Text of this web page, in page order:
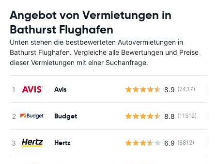
Angebot von Vermietungen in
Bathurst Flughafen
Unten stehen die bestbewerteten Autovermietungen in
Bathurst Flughafen. Vergleiche alle Bewertungen und Preise
dieser Vermietungen mit einer Suchanfrage.
Avis 8.9 (7437)
Budget 8.8 (11512)
Hertz 6.9 (8812)